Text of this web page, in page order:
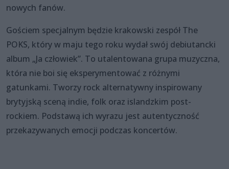
nowych fanów.
Gościem specjalnym będzie krakowski zespół The
POKS, który w maju tego roku wydał swój debiutancki
album „Ja człowiek”. To utalentowana grupa muzyczna,
która nie boi się eksperymentować z różnymi
gatunkami. Tworzy rock alternatywny inspirowany
brytyjską sceną indie, folk oraz islandzkim post-
rockiem. Podstawą ich wyrazu jest autentyczność
przekazywanych emocji podczas koncertów.